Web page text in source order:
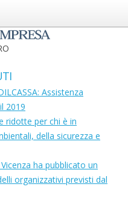
Assistenza
2019
ridotte per chi è in
della sicurezza e
ha pubblicato un
organizzativi previsti dal